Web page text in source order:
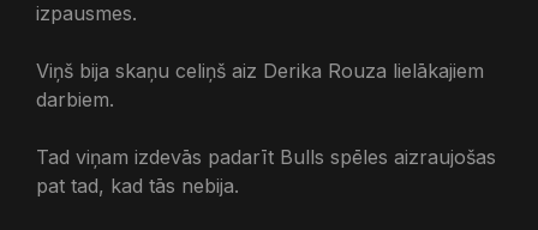
izpausmes.
Viņš bija skaņu celiņš aiz Derika Rouza lielākajiem
darbiem.
Tad viņam izdevās padarīt Bulls spēles aizraujošas
pat tad, kad tās nebija.